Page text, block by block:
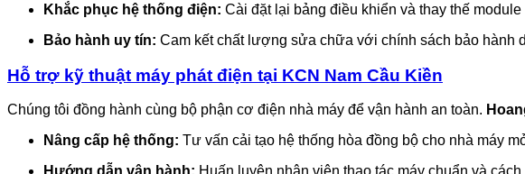
Khắc phục hệ thống điện: Cài đặt lại bảng điều khiển và thay thế
Bảo hành uy tín: Cam kết chất lượng sửa chữa với chính sách bảo hành
Hỗ trợ kỹ thuật máy phát điện tại KCN Nam Cầu Kiền
Chúng tôi đồng hành cùng bộ phận cơ điện nhà máy để vận hành an toàn.
Nâng cấp hệ thống: Tư vấn cải tạo hệ thống hòa đồng bộ cho nhà máy